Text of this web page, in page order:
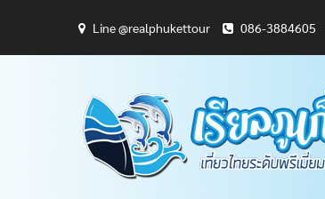
content
Line @realphukettour 086-3884605